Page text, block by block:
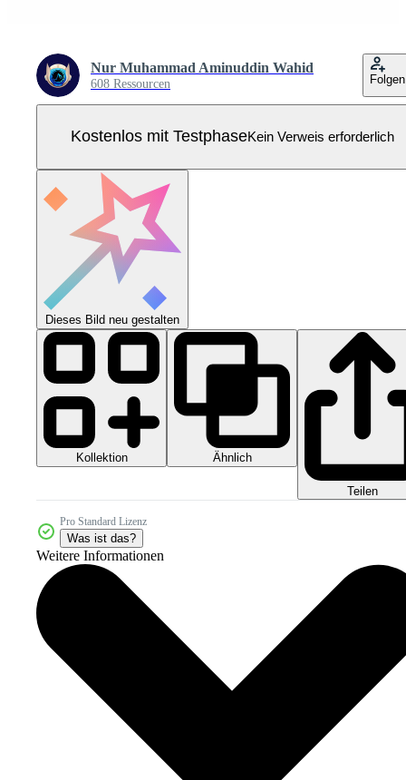
Nur Muhammad Aminuddin Wahid
608 Ressourcen Folgen
Kostenlos mit TestphaseKein Verweis erforderlich
Dieses Bild neu gestalten
Kollektion Ähnlich
Teilen
Pro Standard Lizenz
Was ist das?
Weitere Informationen